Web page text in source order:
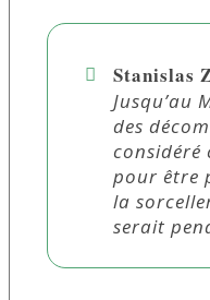
Stanislas
Jusqu’au
des
considéré
pour être
la
serait